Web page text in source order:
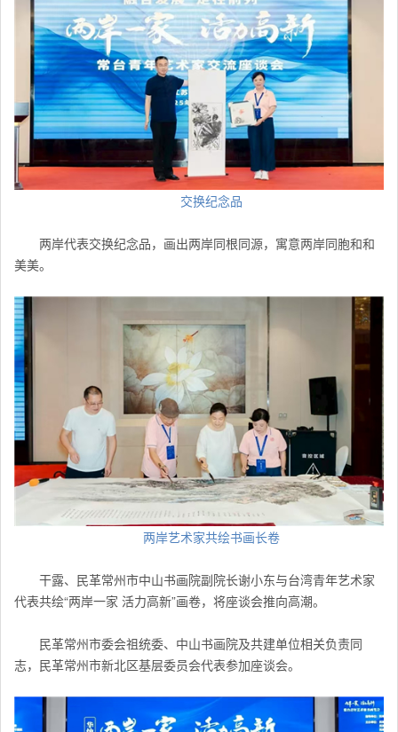
交换纪念品
两岸代表交换纪念品，画出两岸同根同源，寓意两岸同胞和和
美美。
两岸艺术家共绘书画长卷
干露、民革常州市中山书画院副院长谢小东与台湾青年艺术家
代表共绘“两岸一家 活力高新”画卷，将座谈会推向高潮。
民革常州市委会祖统委、中山书画院及共建单位相关负责同
志， 民革常州市新北区基层委员会代表参加座谈会。